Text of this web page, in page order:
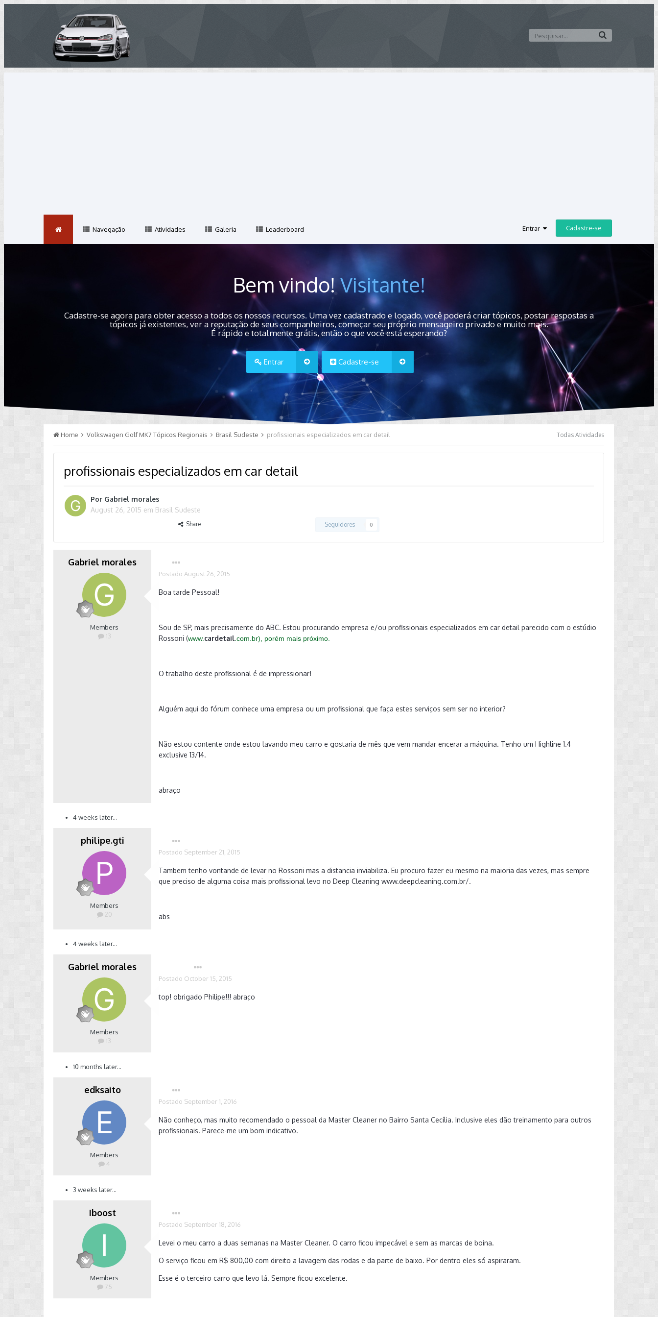
Entrar Cadastre-se
Navegação Atividades Galeria Leaderboard
Bem vindo!Visitante!
Cadastre-se agora para obter acesso a todos os nossos recursos. Uma vez cadastrado e logado, você poderá criar tópicos, postar respostas a
tópicos já existentes, ver a reputação de seus companheiros, começar seu próprio mensageiro privado e muito mais.
É rápido e totalmente grátis, então o que você está esperando?
Entrar Cadastre-se
Todas Atividades
Home Volkswagen Golf MK7 Tópicos Regionais Brasil Sudeste profissionais especializados em car detail
profissionais especializados em car detail
Por Gabriel morales
August 26, 2015 em Brasil Sudeste
Share Seguidores 0
Gabriel morales
Members
13
Postado August 26, 2015
Boa tarde Pessoal!
Sou de SP, mais precisamente do ABC. Estou procurando empresa e/ou profissionais especializados em car detail parecido com o estúdio
Rossoni (www. cardetail .com.br), porém mais próximo.
O trabalho deste profissional é de impressionar!
​Alguém aqui do fórum conhece uma empresa ou um profissional que faça estes serviços sem ser no interior?
Não estou contente onde estou lavando meu carro e gostaria de mês que vem mandar encerar a máquina. Tenho um Highline 1.4
exclusive 13/14.
abraço
4 weeks later...
philipe.gti
Members
20
Postado September 21, 2015
Tambem tenho vontande de levar no Rossoni mas a distancia inviabiliza. Eu procuro fazer eu mesmo na maioria das vezes, mas sempre
que preciso de alguma coisa mais profissional levo no Deep Cleaning www.deepcleaning.com.br/.
abs
4 weeks later...
Gabriel morales
Members
13
Postado October 15, 2015
top! obrigado Philipe!!! abraço
10 months later...
edksaito
Members
4
Postado September 1, 2016
Não conheço, mas muito recomendado o pessoal da Master Cleaner no Bairro Santa Cecília. Inclusive eles dão treinamento para outros
profissionais. Parece-me um bom indicativo.
3 weeks later...
Iboost
Members
75
Postado September 18, 2016
Levei o meu carro a duas semanas na Master Cleaner. O carro ficou impecável e sem as marcas de boina.
O serviço ficou em R$ 800,00 com direito a lavagem das rodas e da parte de baixo. Por dentro eles só aspiraram.
Esse é o terceiro carro que levo lá. Sempre ficou excelente.